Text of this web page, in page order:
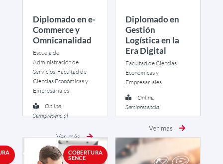
Diplomado en e-
Commerce y
Omnicanalidad
Escuela de
Administración de
Servicios, Facultad de
Ciencias Económicas y
Empresariales
Online,
Semipresencial
Ver más
Diplomado en
Gestión
Logística en la
Era Digital
Facultad de Ciencias
Económicas y
Empresariales
Online,
Semipresencial
Ver más
COBERTURA
SENCE